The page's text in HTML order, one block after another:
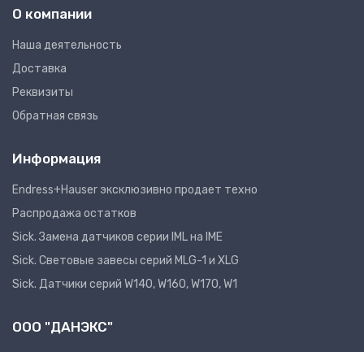
О компании
Наша деятельность
Доставка
Реквизиты
Обратная связь
Информация
Endress+Hauser эксклюзивно продает техно
Распродажа остатков
Sick. Замена датчиков серии IML на IME
Sick. Световые завесы серий MLG-1 и XLG
Sick. Датчики серий W140, W160, W170, W1
ООО "ДАНЭКС"